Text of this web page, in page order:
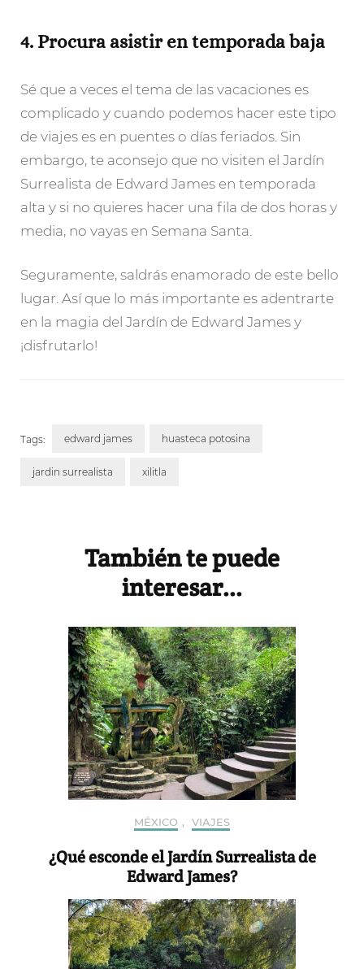
4. Procura asistir en temporada baja
Sé que a veces el tema de las vacaciones es
complicado y cuando podemos hacer este tipo
de viajes es en puentes o días feriados. Sin
embargo, te aconsejo que no visiten el Jardín
Surrealista de Edward James en temporada
alta y si no quieres hacer una fila de dos horas y
media, no vayas en Semana Santa.
Seguramente, saldrás enamorado de este bello
lugar. Así que lo más importante es adentrarte
en la magia del Jardín de Edward James y
¡disfrutarlo!
Tags: edward james huasteca potosina
jardin surrealista xilitla
NavigationTambién te puede
interesar...
MÉXICO , VIAJES
¿Qué esconde el Jardín Surrealista de
Edward James?